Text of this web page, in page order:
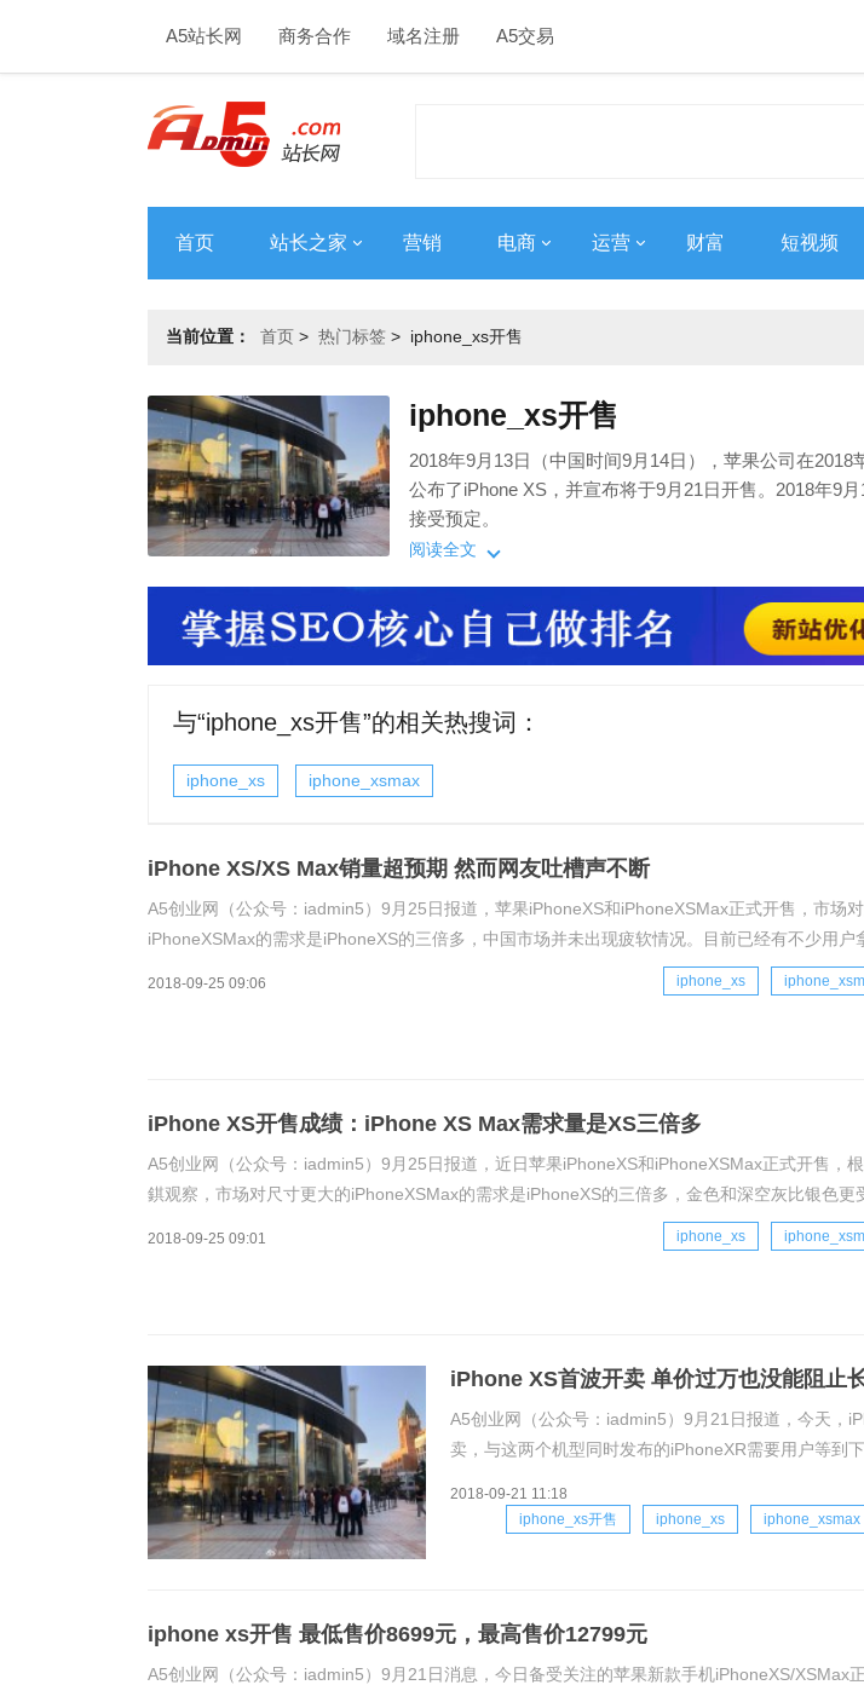
A5站长网 商务合作 域名注册 A5交易
首页 站长之家 营销 电商 运营 财富 短视频
当前位置： 首页 > 热门标签 > iphone_xs开售
iphone_xs开售
2018年9月13日（中国时间9月14日），苹果公司在2018
公布了iPhone XS，并宣布将于9月21日开售。2018年9
接受预定。
阅读全文
与“iphone_xs开售”的相关热搜词：
iphone_xs iphone_xsmax
iPhone XS/XS Max销量超预期 然而网友吐槽声不断
A5创业网（公众号：iadmin5）9月25日报道，苹果iPhoneXS和iPhoneXSMax正式开售，市场
iPhoneXSMax的需求是iPhoneXS的三倍多，中国市场并未出现疲软情况。目前已经有不少用户
2018-09-25 09:06 iphone_xs
iPhone XS开售成绩：iPhone XS Max需求量是XS三倍多
A5创业网（公众号：iadmin5）9月25日报道，近日苹果iPhoneXS和iPhoneXSMax正式开售，
錤观察，市场对尺寸更大的iPhoneXSMax的需求是iPhoneXS的三倍多，金色和深空灰比银色更
2018-09-25 09:01 iphone_xs
iPhone XS首波开卖 单价过万也没能阻止
A5创业网（公众号：iadmin5）9月21日报道，今天，
卖，与这两个机型同时发布的iPhoneXR需要用户等到
上一代iPhoneX几乎没有区别，其中6,5寸的版
2018-09-21 11:18
iphone_xs开售
iphone_xs iphone_xsmax
iphone xs开售 最低售价8699元，最高售价12799元
A5创业网（公众号：iadmin5）9月21日消息，今日备受关注的苹果新款手机iPhoneXS/XSMax